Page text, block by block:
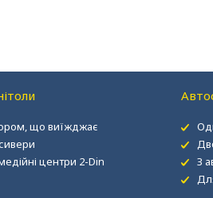
що виїжджає
центри 2-Din
З